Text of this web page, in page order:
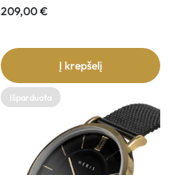
209,00€
Į krepšelį
Išparduota